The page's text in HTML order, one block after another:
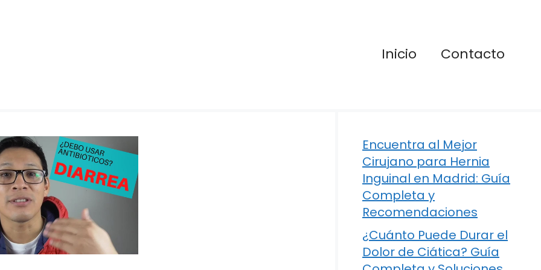
Inicio Contacto
Encuentra al Mejor
Cirujano para Hernia
Inguinal en Madrid: Guía
Completa y
Recomendaciones
¿Cuánto Puede Durar el
Dolor de Ciática? Guía